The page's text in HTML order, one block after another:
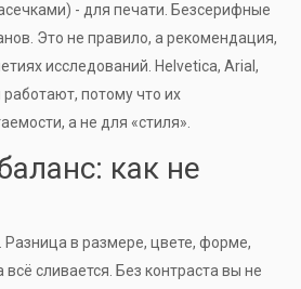
- для печати. Безсерифные
Это не правило, а рекомендация,
исследований. Helvetica, Arial,
работают, потому что их
а не для «стиля».
как не
Разница в размере, цвете, форме,
всё сливается. Без контраста вы не